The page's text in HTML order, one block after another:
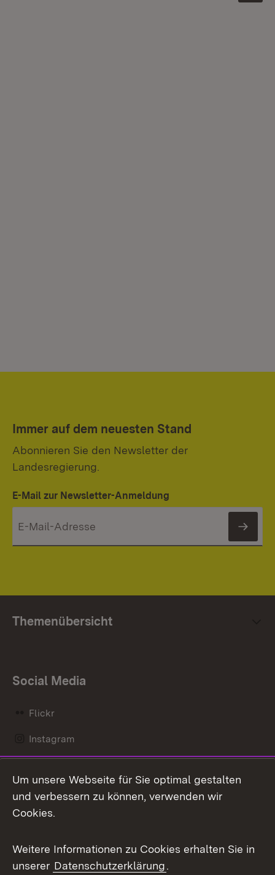
Immer auf dem neuesten Stand
Abonnieren Sie den Newsletter der
Landesregierung.
E-Mail zur Newsletter-Anmeldung
Themenübersicht
Social Media
Flickr
Instagram
Mastodon
Messenger
Social Wall
X / Twitter
Um unsere Webseite für Sie optimal gestalten
und verbessern zu können, verwenden wir
Cookies.
Weitere Informationen zu Cookies erhalten Sie in
unserer Datenschutzerklärung.